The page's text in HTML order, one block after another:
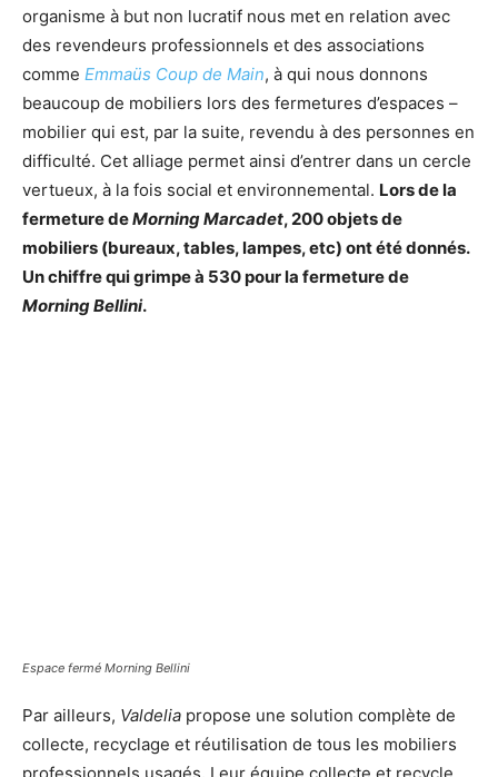
organisme à but non lucratif nous met en relation avec
des revendeurs professionnels et des associations
comme Emmaüs Coup de Main, à qui nous donnons
beaucoup de mobiliers lors des fermetures d’espaces –
mobilier qui est, par la suite, revendu à des personnes en
difficulté. Cet alliage permet ainsi d’entrer dans un cercle
vertueux, à la fois social et environnemental. Lors de la
fermeture deMorning Marcadet, 200 objets de
mobiliers (bureaux, tables, lampes, etc) ont été donnés.
Un chiffre qui grimpe à 530 pour la fermeture de
Morning Bellini.
Espace fermé Morning Bellini
Par ailleurs, Valdelia propose une solution complète de
collecte, recyclage et réutilisation de tous les mobiliers